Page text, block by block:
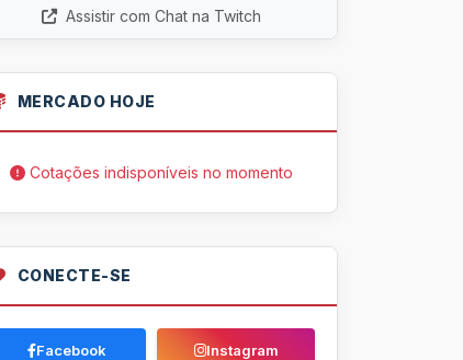
Assistir com Chat na Twitch
MERCADO HOJE
Cotações indisponíveis no momento
CONECTE-SE
Facebook Instagram